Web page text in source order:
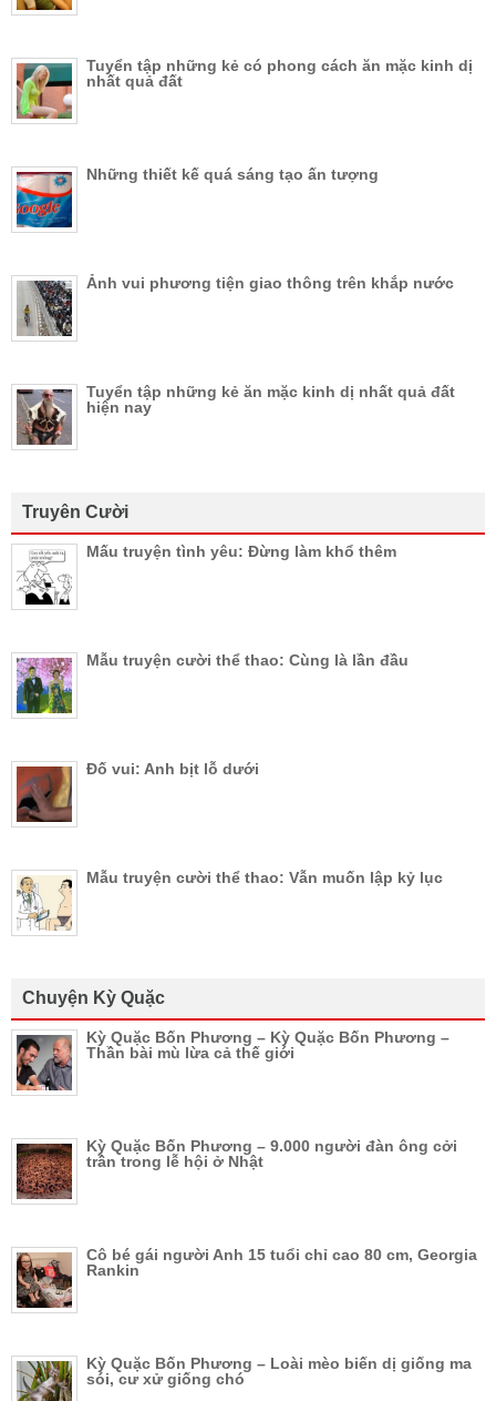
Tuyển tập những kẻ có phong cách ăn mặc kinh dị
nhất quả đất
Những thiết kế quá sáng tạo ấn tượng
Ảnh vui phương tiện giao thông trên khắp nước
Tuyển tập những kẻ ăn mặc kinh dị nhất quả đất
hiện nay
Truyên Cười
Mấu truyện tình yêu: Đừng làm khổ thêm
Mẫu truyện cười thể thao: Cùng là lần đầu
Đố vui: Anh bịt lỗ dưới
Mẫu truyện cười thể thao: Vẫn muốn lập kỷ lục
Chuyện Kỳ Quặc
Kỳ Quặc Bốn Phương – Kỳ Quặc Bốn Phương –
Thần bài mù lừa cả thế giới
Kỳ Quặc Bốn Phương – 9.000 người đàn ông cởi
trần trong lễ hội ở Nhật
Cô bé gái người Anh 15 tuổi chỉ cao 80 cm, Georgia
Rankin
Kỳ Quặc Bốn Phương – Loài mèo biến dị giống ma
sói, cư xử giống chó